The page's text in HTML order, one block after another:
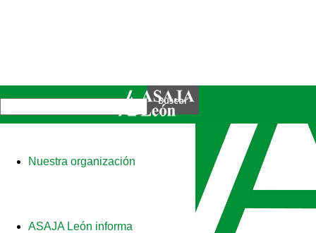
Nuestra organización
ASAJA León informa